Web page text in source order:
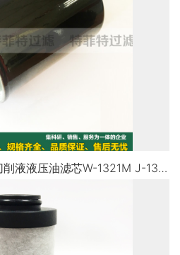
FANUC设备过滤水溶性切削液液压油滤芯W-1321M J-1330-01